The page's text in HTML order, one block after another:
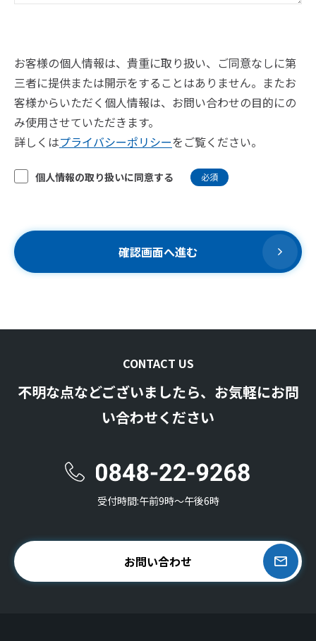
お客様の個人情報は、貴重に取り扱い、ご同意なしに第
三者に提供または開示をすることはありません。またお
客様からいただく個人情報は、お問い合わせの目的にの
み使用させていただきます。
詳しくはプライバシーポリシーをご覧ください。
個人情報の取り扱いに同意する 必須
確認画面へ進む
CONTACT US
不明な点などございましたら、お気軽にお問
い合わせください
受付時間:午前9時〜午後6時
お問い合わせ